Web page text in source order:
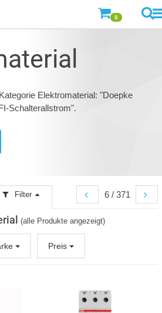
0
Elektromaterial: "Doepke
Schalterallstrom".
6 / 371
Filter
(alle Produkte angezeigt)
Preis